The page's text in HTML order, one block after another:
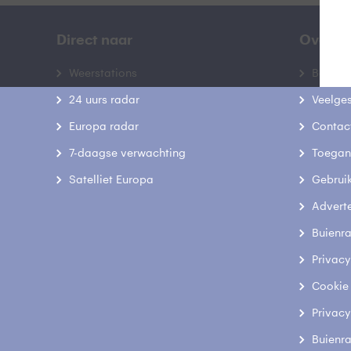
Direct naar
Weerstations
24 uurs radar
Europa radar
7-daagse verwachting
Satelliet Europa
Over